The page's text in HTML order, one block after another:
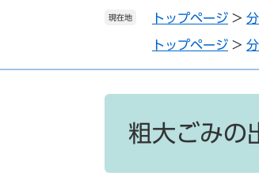
現在地 トップページ >
トップページ >
粗大ごみの